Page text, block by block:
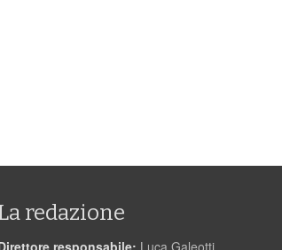
redazione
responsabile: Luca Galeotti